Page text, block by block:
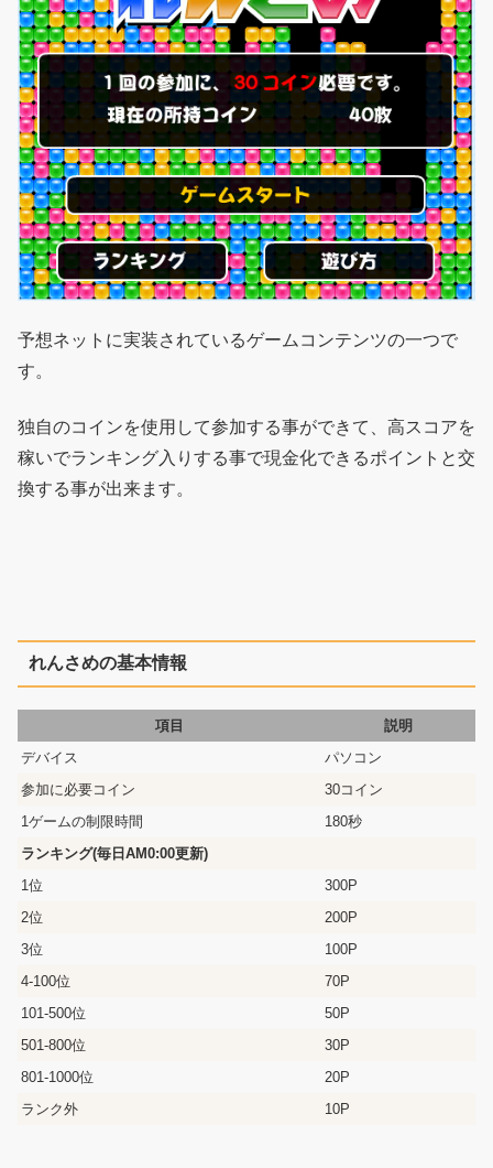
予想ネットに実装されているゲームコンテンツの一つで
す。
独自のコインを使用して参加する事ができて、高スコアを
稼いでランキング入りする事で現金化できるポイントと交
換する事が出来ます。
れんさめの基本情報
項目
説明
デバイス
パソコン
参加に必要コイン
30コイン
1ゲームの制限時間
180秒
ランキング(毎日AM0:00更新)
1位
300P
2位
200P
3位
100P
4-100位
70P
101-500位
50P
501-800位
30P
801-1000位
20P
ランク外
10P